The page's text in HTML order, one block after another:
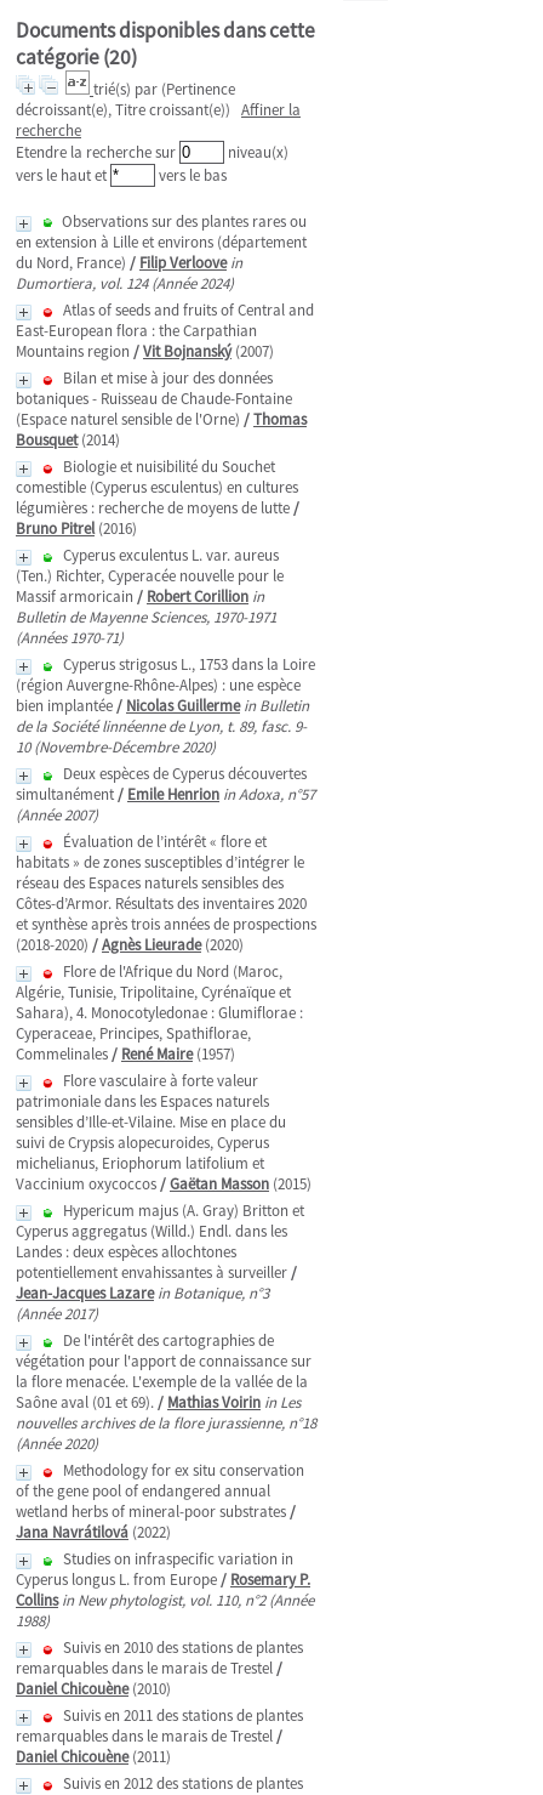
Documents disponibles dans cette
catégorie (20)
trié(s) par (Pertinence
décroissant(e), Titre croissant(e)) Affiner la
recherche
Etendre la recherche sur
niveau(x)
vers le haut et
vers le bas
Observations sur des plantes rares ou
en extension à Lille et environs (département
du Nord, France) / Filip Verloove in
Dumortiera, vol. 124 (Année 2024)
Atlas of seeds and fruits of Central and
East-European flora : the Carpathian
Mountains region /Vit Bojnanský(2007)
Bilan et mise à jour des données
botaniques - Ruisseau de Chaude-Fontaine
(Espace naturel sensible de l'Orne) /Thomas
Bousquet(2014)
Biologie et nuisibilité du Souchet
comestible (Cyperus esculentus) en cultures
légumières : recherche de moyens de lutte/
Bruno Pitrel(2016)
Cyperus exculentus L. var. aureus
(Ten.) Richter, Cyperacée nouvelle pour le
Massif armoricain / Robert Corillion in
Bulletin de Mayenne Sciences, 1970-1971
(Années 1970-71)
Cyperus strigosus L., 1753 dans la Loire
(région Auvergne-Rhône-Alpes) : une espèce
bien implantée/ Nicolas Guillerme in Bulletin
de la Société linnéenne de Lyon, t. 89, fasc. 9-
10 (Novembre-Décembre 2020)
Deux espèces de Cyperus découvertes
simultanément/ Emile Henrion in Adoxa, n°57
(Année 2007)
Évaluation de l’intérêt « flore et
habitats » de zones susceptibles d’intégrer le
réseau des Espaces naturels sensibles des
Côtes-d’Armor. Résultats des inventaires 2020
et synthèse après trois années de prospections
(2018-2020) /Agnès Lieurade(2020)
Flore de l'Afrique du Nord (Maroc,
Algérie, Tunisie, Tripolitaine, Cyrénaïque et
Sahara), 4. Monocotyledonae : Glumiflorae :
Cyperaceae, Principes, Spathiflorae,
Commelinales/ René Maire(1957)
Flore vasculaire à forte valeur
patrimoniale dans les Espaces naturels
sensibles d’Ille-et-Vilaine. Mise en place du
suivi de Crypsis alopecuroides, Cyperus
michelianus, Eriophorum latifolium et
Vaccinium oxycoccos/Gaëtan Masson (2015)
Hypericum majus (A. Gray) Britton et
Cyperus aggregatus (Willd.) Endl. dans les
Landes : deux espèces allochtones
potentiellement envahissantes à surveiller/
Jean-Jacques Lazare in Botanique, n°3
(Année 2017)
De l'intérêt des cartographies de
végétation pour l'apport de connaissance sur
la flore menacée. L'exemple de la vallée de la
Saône aval (01 et 69)./ Mathias Voirin in Les
nouvelles archives de la flore jurassienne, n°18
(Année 2020)
Methodology for ex situ conservation
of the gene pool of endangered annual
wetland herbs of mineral-poor substrates/
Jana Navrátilová (2022)
Studies on infraspecific variation in
Cyperus longus L. from Europe/ Rosemary P.
Collins in New phytologist, vol. 110, n°2 (Année
1988)
Suivis en 2010 des stations de plantes
remarquables dans le marais de Trestel/
Daniel Chicouène(2010)
Suivis en 2011 des stations de plantes
remarquables dans le marais de Trestel/
Daniel Chicouène(2011)
Suivis en 2012 des stations de plantes